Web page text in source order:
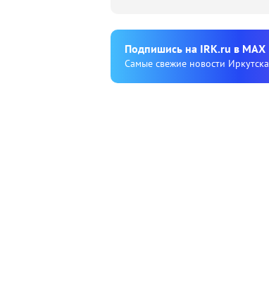
Подпишиcь на IRK.ru в MAX
Cамые свежие новости Иркутска